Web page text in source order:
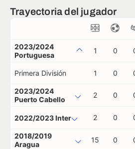
Trayectoria del jugador
2023/2024
Portuguesa
1 0
Primera División 1 0
2023/2024
Puerto Cabello
2 0
2022/2023 Inter 2 0
2018/2019
Aragua
15 0